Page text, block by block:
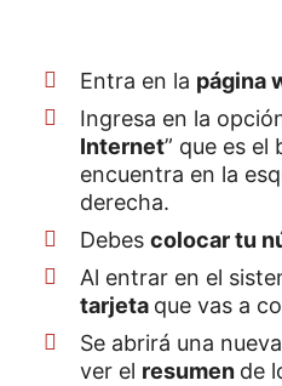
Entra en la página
Ingresa en la
Internet” que es el
encuentra en la
derecha.
Debes colocar tu
Al entrar en el
tarjeta que vas a
Se abrirá una nueva
ver el resumen de